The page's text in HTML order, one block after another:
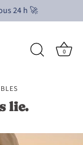
24 h 🚀
0
lie.